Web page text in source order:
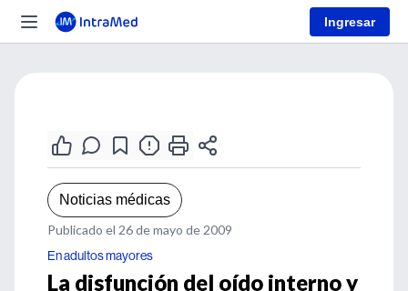
Ingresar
Noticias médicas
Publicado el 26 de mayo de 2009
En adultos mayores
La disfunción del oído interno y